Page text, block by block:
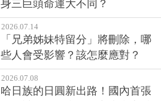
身三巨頭命運大不同？
2026.07.14
「兄弟姊妹特留分」將刪除，哪
些人會受影響？該怎麼應對？
2026.07.08
哈日族的日圓新出路！國內首張